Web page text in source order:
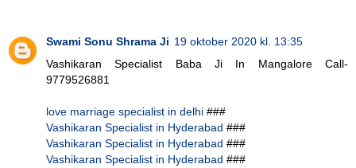
Swami Sonu Shrama Ji 19 oktober 2020 kl. 13:35
Vashikaran Specialist Baba Ji In Mangalore Call-
9779526881
love marriage specialist in delhi ###
Vashikaran Specialist in Hyderabad ###
Vashikaran Specialist in Hyderabad ###
Vashikaran Specialist in Hyderabad ###